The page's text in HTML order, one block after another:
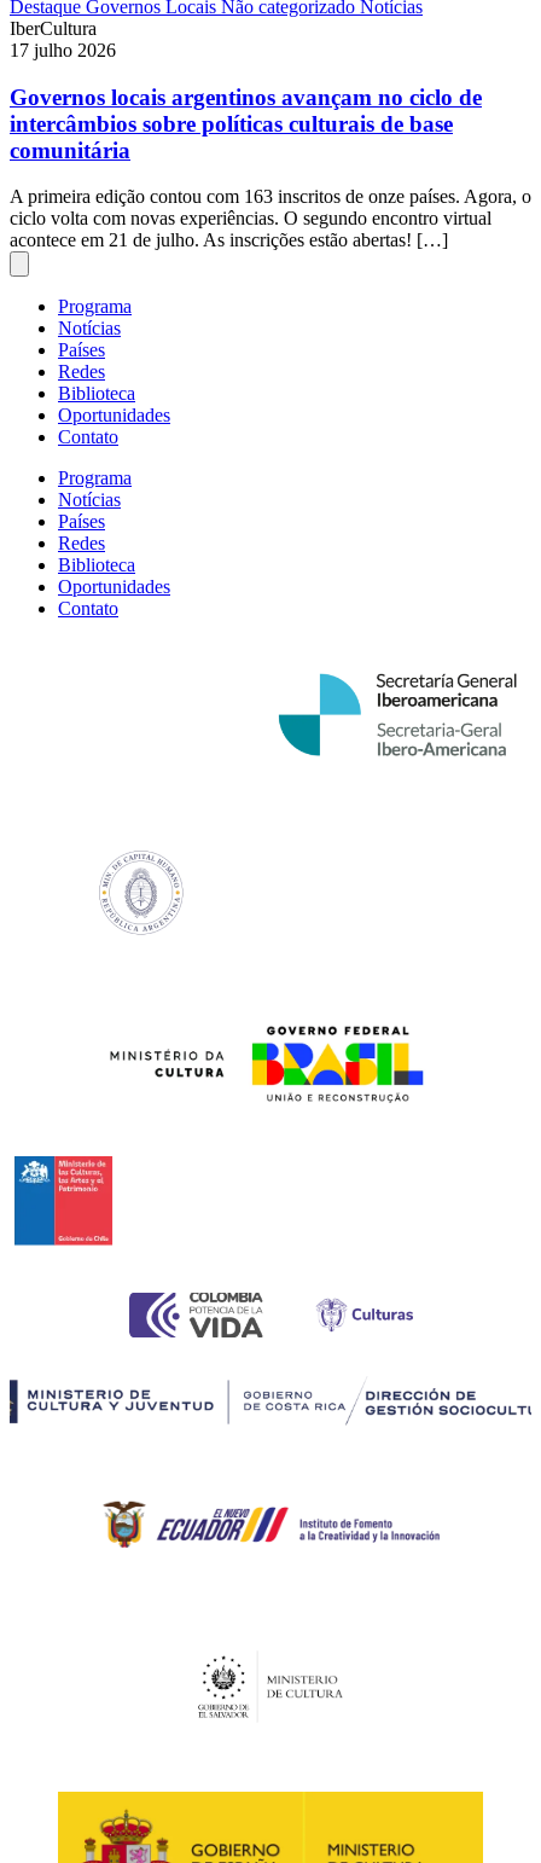
Destaque Governos Locais Não categorizado Notícias
IberCultura
17 julho 2026
Governos locais argentinos avançam no ciclo de
intercâmbios sobre políticas culturais de base
comunitária
A primeira edição contou com 163 inscritos de onze países. Agora, o
ciclo volta com novas experiências. O segundo encontro virtual
acontece em 21 de julho. As inscrições estão abertas! […]
Programa
Notícias
Países
Redes
Biblioteca
Oportunidades
Contato
Programa
Notícias
Países
Redes
Biblioteca
Oportunidades
Contato